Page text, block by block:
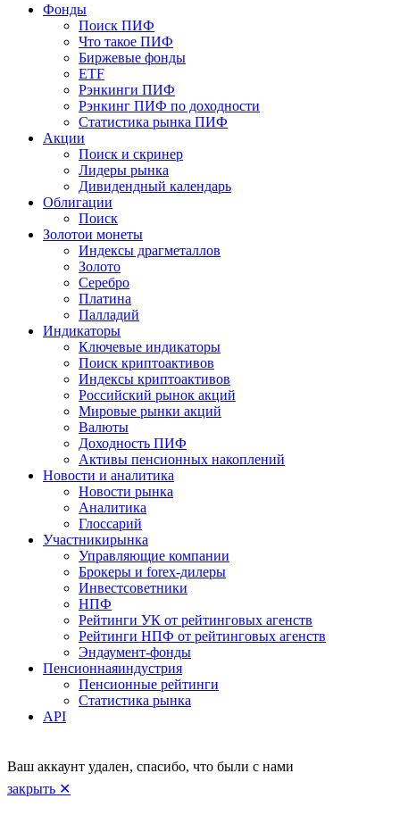
Фонды
Поиск ПИФ
Что такое ПИФ
Биржевые фонды
ETF
Рэнкинги ПИФ
Рэнкинг ПИФ по доходности
Статистика рынка ПИФ
Акции
Поиск и скринер
Лидеры рынка
Дивидендный календарь
Облигации
Поиск
Золотои монеты
Индексы драгметаллов
Золото
Серебро
Платина
Палладий
Индикаторы
Ключевые индикаторы
Поиск криптоактивов
Индексы криптоактивов
Российский рынок акций
Мировые рынки акций
Валюты
Доходность ПИФ
Активы пенсионных накоплений
Новости и аналитика
Новости рынка
Аналитика
Глоссарий
Участникирынка
Управляющие компании
Брокеры и forex-дилеры
Инвестсоветники
НПФ
Рейтинги УК от рейтинговых агенств
Рейтинги НПФ от рейтинговых агенств
Эндаумент-фонды
Пенсионнаяиндустрия
Пенсионные рейтинги
Статистика рынка
API
Ваш аккаунт удален, спасибо, что были с нами
закрыть ✕